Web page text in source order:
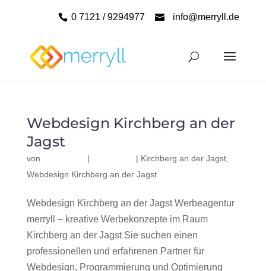
0 7121 / 9294977 info@merryll.de
Webdesign Kirchberg an der
Jagst
von | | Kirchberg an der Jagst,
Webdesign Kirchberg an der Jagst
Webdesign Kirchberg an der Jagst Werbeagentur
merryll – kreative Werbekonzepte im Raum
Kirchberg an der Jagst Sie suchen einen
professionellen und erfahrenen Partner für
Webdesign, Programmierung und Optimierung